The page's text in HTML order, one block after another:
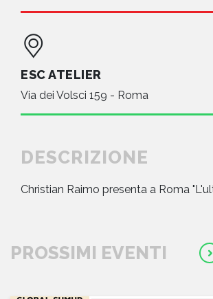
ESC ATELIER
Via dei Volsci 159 - Roma
DESCRIZIONE
Christian Raimo presenta a Roma
PROSSIMI EVENTI